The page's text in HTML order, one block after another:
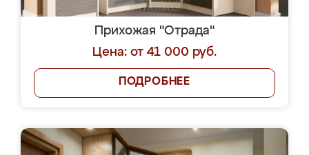
Прихожая "Отрада"
Цена: от 41 000 руб.
ПОДРОБНЕЕ